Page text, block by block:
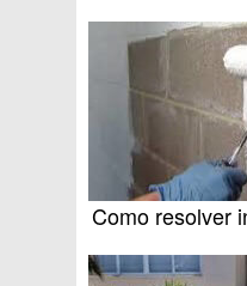
Como resolver